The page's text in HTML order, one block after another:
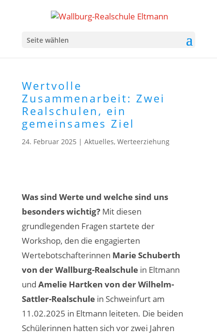
Seite wählen
Wertvolle
Zusammenarbeit: Zwei
Realschulen, ein
gemeinsames Ziel
24. Februar 2025 | Aktuelles, Werteerziehung
Was sind Werte und welche sind uns
besonders wichtig?Mit diesen
grundlegenden Fragen startete der
Workshop, den die engagierten
Wertebotschafterinnen Marie Schuberth
von der Wallburg-Realschulein Eltmann
und Amelie Hartken von der Wilhelm-
Sattler-Realschulein Schweinfurt am
11.02.2025 in Eltmann leiteten. Die beiden
Schülerinnen hatten sich vor zwei Jahren